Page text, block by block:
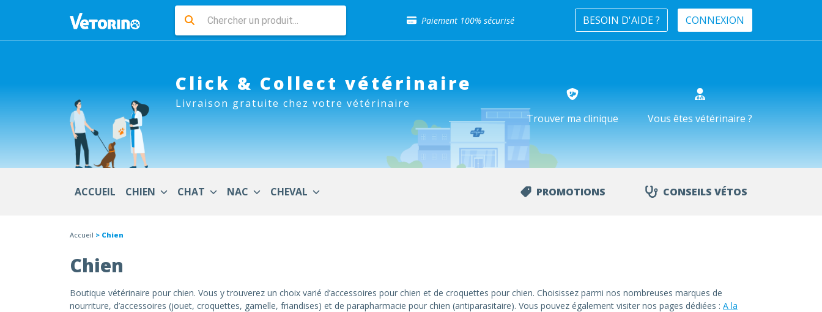
Paiement 100% sécurisé
Paiement 100% sécurisé
Livraison gratuite en clinique vétérinaire
Sélection de croquettes vétérinaire
BESOIN D'AIDE ? CONNEXION
Click & Collect vétérinaire
Livraison gratuite chez votre vétérinaire
Trouver ma clinique
Vous êtes vétérinaire ?
ACCUEIL CHIEN CHAT NAC CHEVAL PROMOTIONS CONSEILS VÉTOS
Accueil > Chien
Chien
Boutique vétérinaire pour chien. Vous y trouverez un choix varié d’accessoires pour chien et de croquettes pour chien. Choisissez parmi nos nombreuses marques de
nourriture, d’accessoires (jouet, croquettes, gamelle, friandises) et de parapharmacie pour chien (antiparasitaire). Vous pouvez également visiter nos pages dédiées : A la